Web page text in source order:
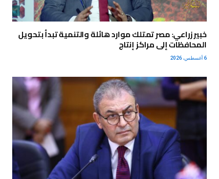
خبير زراعي: مصر تمتلك موارد هائلة والتنمية تبدأ بتحويل
المحافظات إلى مراكز إنتاج
6 أغسطس، 2026